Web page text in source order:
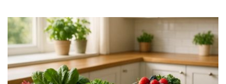
Swakelola Petani